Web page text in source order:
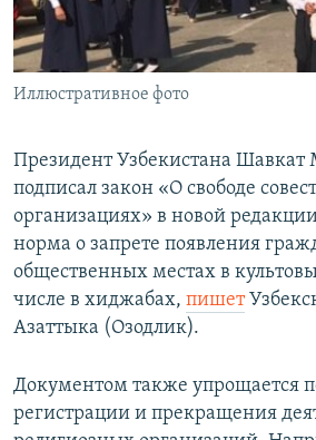
Иллюстративное фото
Президент Узбекистана Шавкат
подписал закон «О свободе
организациях» в новой
норма о запрете появления
общественных местах в
числе в хиджабах, пишет
Азаттыка (Озодлик).
Документом также упрощается
регистрации и прекращения